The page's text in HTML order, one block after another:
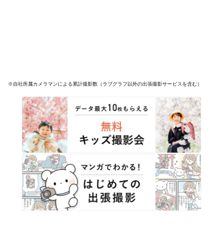
※自社所属カメラマンによる累計撮影数（ラブグラフ以外の出張撮影サービスを含む）